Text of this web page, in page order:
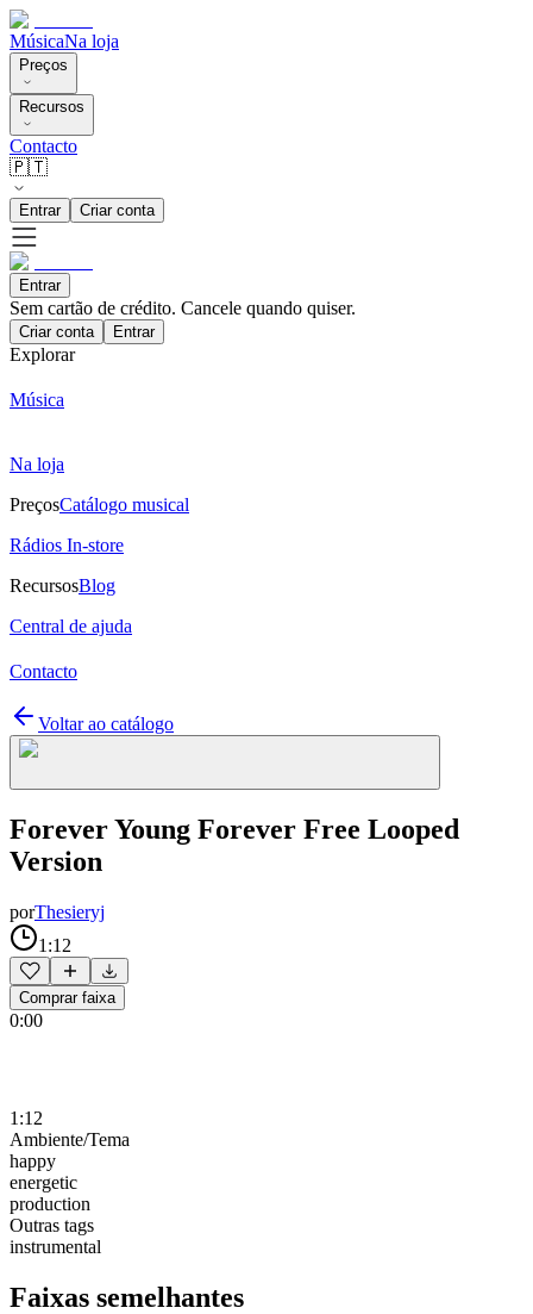
MúsicaNa loja
Preços
Recursos
Contacto
🇵🇹
Entrar Criar conta
Entrar
Sem cartão de crédito. Cancele quando quiser.
Criar conta Entrar
Explorar
Música
Na loja
PreçosCatálogo musical
Rádios In-store
RecursosBlog
Central de ajuda
Contacto
Voltar ao catálogo
Forever Young Forever Free Looped
Version
porThesieryj
1:12
Comprar faixa
0:00
1:12
Ambiente/Tema
happy
energetic
production
Outras tags
instrumental
Faixas semelhantes